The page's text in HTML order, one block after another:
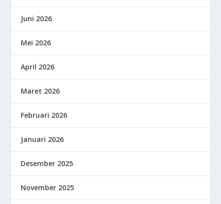
Juni 2026
Mei 2026
April 2026
Maret 2026
Februari 2026
Januari 2026
Desember 2025
November 2025